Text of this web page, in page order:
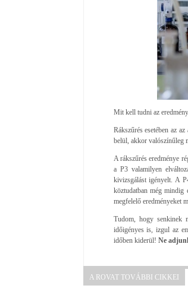
Mit kell tudni az
Rákszűrés esetében az
belül, akkor valószínűleg
A rákszűrés eredménye
a P3 valamilyen
kivizsgálást igényelt. A
köztudatban még mindig
megfelelő eredményeket
Tudom, hogy senkinek
időigényes is, izgul az
időben kiderül! Ne
A ROVAT TOVÁBBI CIKKEI